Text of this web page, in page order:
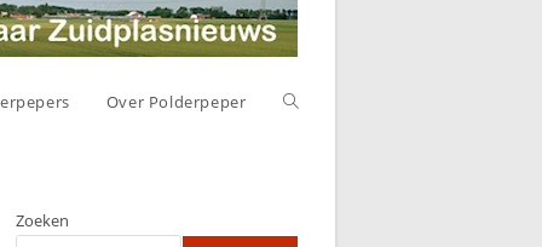
Over Polderpeper Toggle
Zoeken